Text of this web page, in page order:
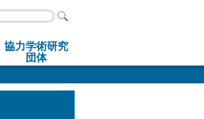
協力学術研究
団体